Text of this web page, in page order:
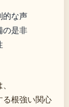
的な声
の是非
る根強い関心